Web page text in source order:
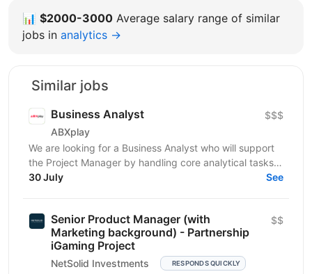
📊 $2000-3000 Average salary range of similar
jobs in analytics →
Similar jobs
Business Analyst
ABXplay
$$$
We are looking for a Business Analyst who will support
the Project Manager by handling core analytical tasks:
gathering requirements, translating business...
30 July See
Senior Product Manager (with
Marketing background) - Partnership
iGaming Project
NetSolid Investments RESPONDS QUICKLY
$$